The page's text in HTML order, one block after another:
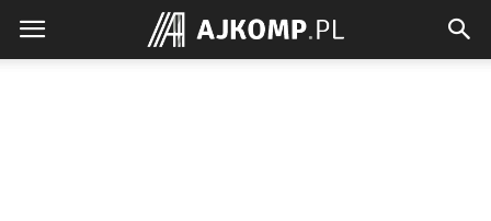
Ajkomp.pl